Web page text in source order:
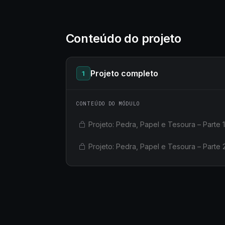
Conteúdo do projeto
1 Projeto completo
CONTEÚDO DO MÓDULO
Projeto: Pedra, Papel e Tesoura – Parte 1
Projeto: Pedra, Papel e Tesoura – Parte